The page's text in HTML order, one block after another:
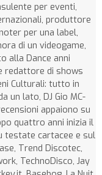
per eventi,
produttore
per una label,
di un videogame,
alla Dance anni
redattore di shows
Culturali: tutto in
un lato, DJ Gio MC-
appaiono su
quattro anni inizia il
testate cartacee e sul
Trend Discotec,
TechnoDisco, Jay